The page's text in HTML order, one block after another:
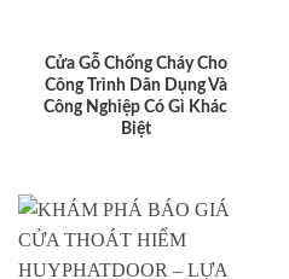
Cửa Gỗ Chống Cháy Cho
Công Trình Dân Dụng Và
Công Nghiệp Có Gì Khác
Biệt